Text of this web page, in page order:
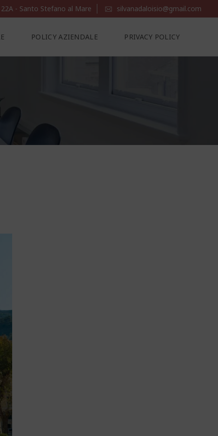
- Santo Stefano al Mare silvanadaloisio@gmail.com
POLICY AZIENDALE PRIVACY POLICY